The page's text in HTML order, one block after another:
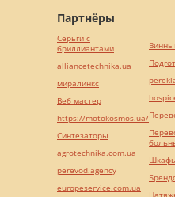
Партнёры
Серьги с
бриллиантами
alliancetechnika.ua
миралинкс
Веб мастер
https://motokosmos.ua/
Синтезаторы
agrotechnika.com.ua
perevod.agency
europeservice.com.ua